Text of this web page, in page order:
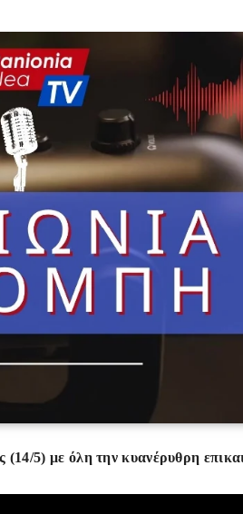
(14/5) με όλη την κυανέρυθρη